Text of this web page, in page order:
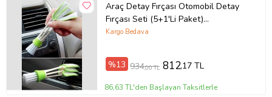
Araç Detay Fırçası Otomobil Detay
Fırçası Seti (5+1'Li Paket)
Tekerleklerin, Motorların, İç Mekanın
Kargo Bedava
%13 934,00 TL 812,17 TL
86,63 TL'den Başlayan Taksitlerle